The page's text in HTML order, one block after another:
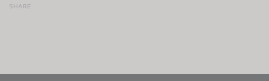
SHARE